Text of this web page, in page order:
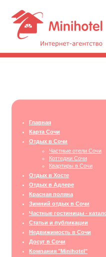
Главная
Карта Сочи
Отдых в Сочи
Частные отели Сочи
Коттеджи Сочи
Квартиры в Сочи
Отдых в Хосте
Отдых в Адлере
Красная поляна
Зимний отдых в Сочи
Частные гостиницы -
Статьи и публикации
Недвижимость в Сочи
Досуг в Сочи
Компания "Minihotel"